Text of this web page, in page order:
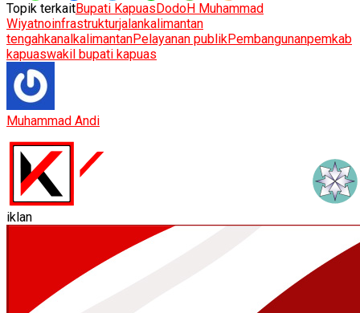
Topik terkaitBupati Kapuas DodoH Muhammad
Wiyatnoinfrastrukturjalankalimantan
tengahkanalkalimantanPelayanan publikPembangunanpemkab
kapuaswakil bupati kapuas
Muhammad Andi
iklan